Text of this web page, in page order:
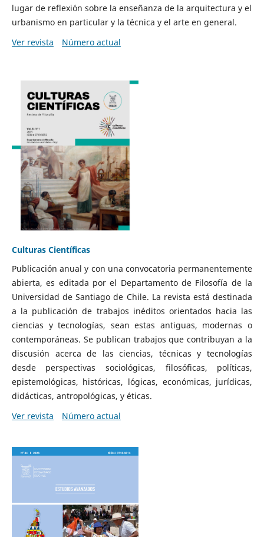
lugar de reflexión sobre la enseñanza de la arquitectura y el
urbanismo en particular y la técnica y el arte en general.
Ver revista
Número actual
Culturas Científicas
Publicación anual y con una convocatoria permanentemente
abierta, es editada por el Departamento de Filosofía de la
Universidad de Santiago de Chile. La revista está destinada
a la publicación de trabajos inéditos orientados hacia las
ciencias y tecnologías, sean estas antiguas, modernas o
contemporáneas. Se publican trabajos que contribuyan a la
discusión acerca de las ciencias, técnicas y tecnologías
desde perspectivas sociológicas, filosóficas, políticas,
epistemológicas, históricas, lógicas, económicas, jurídicas,
didácticas, antropológicas, y éticas.
Ver revista
Número actual